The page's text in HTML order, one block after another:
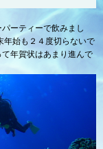
ーティーで飲みまし
年始も２４度切らないで
年賀状はあまり進んで